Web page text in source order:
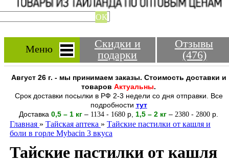
ОК
Меню
Скидки и
подарки
Отзывы
(476)
Август 26 г. - мы принимаем заказы. Стоимость доставки и
товаров Актуальны.
Срок доставки посылки в РФ 2-3 недели со дня отправки. Все
подробности тут
Доставка 0,5 – 1 кг – 1134 - 1680 р 1,5 – 2 кг – 2380 - 2800 р.
Главная » Тайская аптека » Тайские пастилки от кашля и
боли в горле Mybacin 3 вкуса
Тайские пастилки от кашля